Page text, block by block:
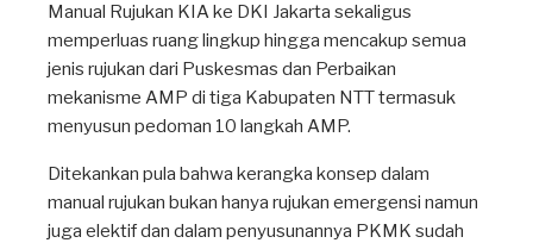
Manual Rujukan KIA ke DKI Jakarta sekaligus
memperluas ruang lingkup hingga mencakup semua
jenis rujukan dari Puskesmas dan Perbaikan
mekanisme AMP di tiga Kabupaten NTT termasuk
menyusun pedoman 10 langkah AMP.
Ditekankan pula bahwa kerangka konsep dalam
manual rujukan bukan hanya rujukan emergensi namun
juga elektif dan dalam penyusunannya PKMK sudah